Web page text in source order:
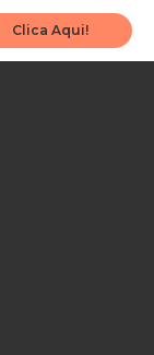
Clica Aqui!